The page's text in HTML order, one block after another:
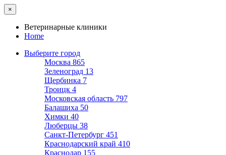
×
Ветеринарные клиники
Home
Выберите город
Москва 865
Зеленоград 13
Щербинка 7
Троицк 4
Московская область 797
Балашиха 50
Химки 40
Люберцы 38
Санкт-Петербург 451
Краснодарский край 410
Краснодар 155